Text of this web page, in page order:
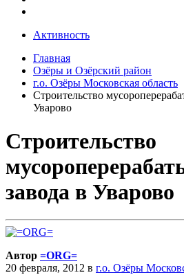
Активность
Главная
Озёры и Озёрский район
г.о. Озёры Московская область
Строительство
Уварово
Строительство
завода в Уварово
Автор =ORG=
20 февраля, 2012 в г.о. Озёры